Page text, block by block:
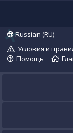
Russian (RU)
Условия и
Помощь